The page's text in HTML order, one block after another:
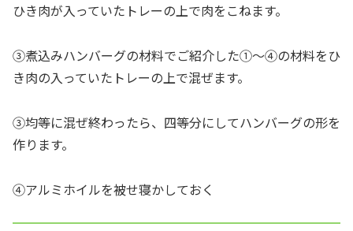
ひき肉が入っていたトレーの上で肉をこねます。
③煮込みハンバーグの材料でご紹介した①～④の材料をひ
き肉の入っていたトレーの上で混ぜます。
③均等に混ぜ終わったら、四等分にしてハンバーグの形を
作ります。
④アルミホイルを被せ寝かしておく